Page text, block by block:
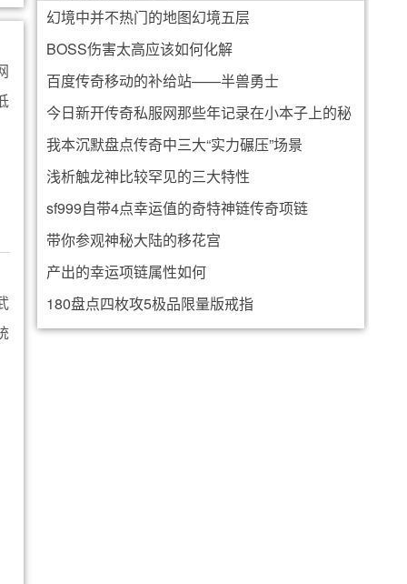
幻境中并不热门的地图幻境五层
BOSS伤害太高应该如何化解
百度传奇移动的补给站——半兽勇士
今日新开传奇私服网那些年记录在小本子上的秘
密
我本沉默盘点传奇中三大“实力碾压”场景
浅析触龙神比较罕见的三大特性
sf999自带4点幸运值的奇特神链传奇项链
带你参观神秘大陆的移花宫
产出的幸运项链属性如何
180盘点四枚攻5极品限量版戒指